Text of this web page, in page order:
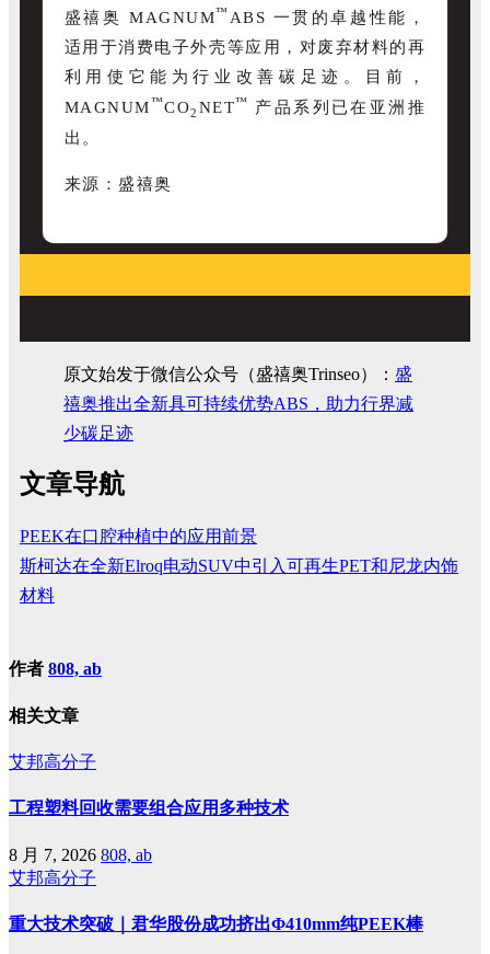
盛禧奥 MAGNUM™ABS 一贯的卓越性能，
适用于消费电子外壳等应用 ， 对废弃材料的再
利用使它能为行 业 改善碳足迹。目前，
MAGNUM™CO2 NET™ 产品系列已在亚洲推
出。
来源：盛禧奥
原文始发于微信公众号（盛禧奥Trinseo）： 盛
禧奥推出全新具可持续优势ABS，助力行界减
少碳足迹
文章导航
PEEK在口腔种植中的应用前景
斯柯达在全新Elroq电动SUV中引入可再生PET和尼龙内饰
材料
作者 808, ab
相关文章
艾邦高分子
工程塑料回收需要组合应用多种技术
8 月 7, 2026 808, ab
艾邦高分子
重大技术突破｜君华股份成功挤出Φ410mm纯PEEK棒